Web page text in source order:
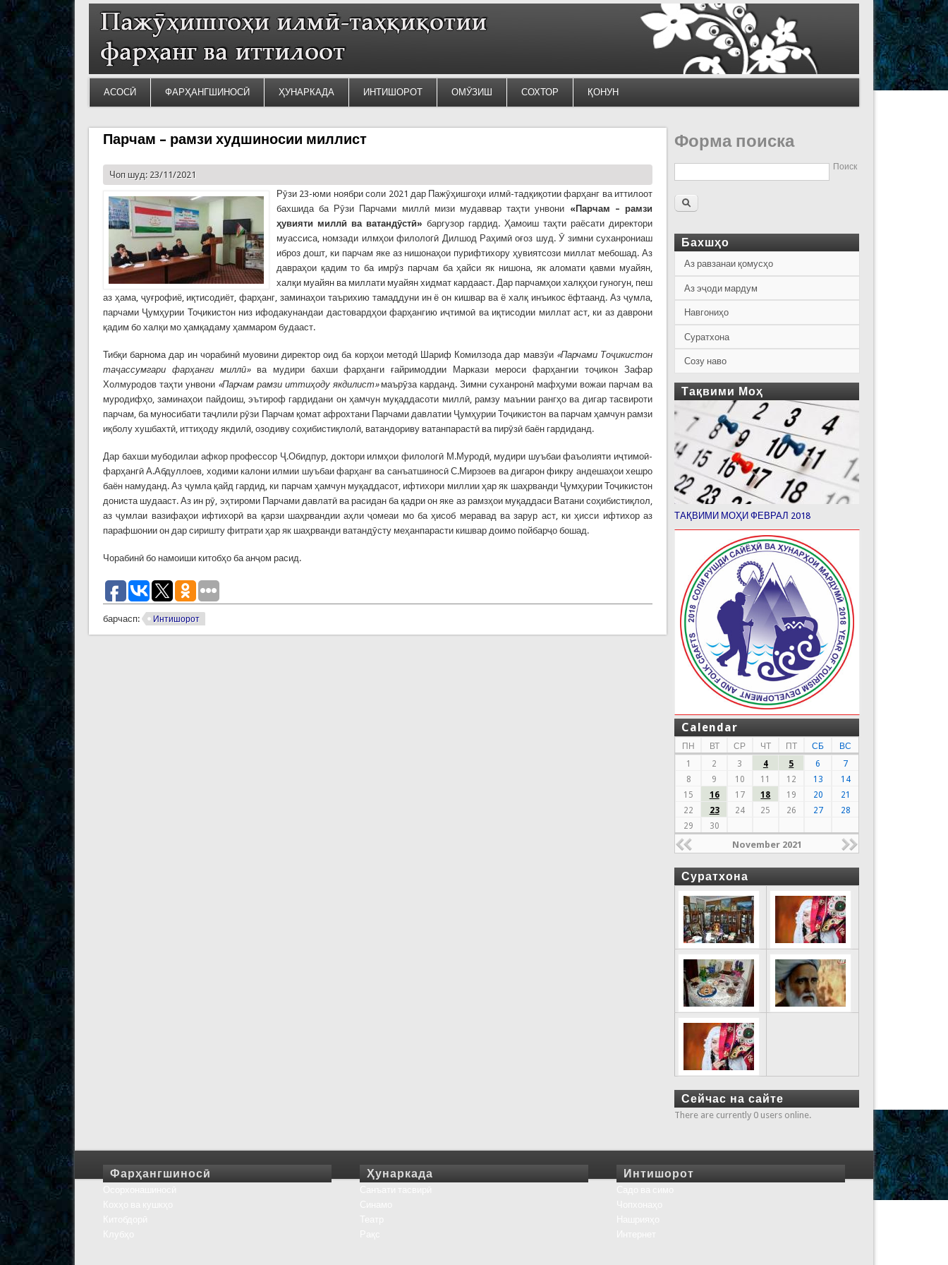
АСОСӢ ФАРҲАНГШИНОСӢ ҲУНАРКАДА ИНТИШОРОТ ОМӮЗИШ СОХТОР ҚОНУН
Парчам – рамзи худшиносии миллист
Чоп шуд: 23/11/2021
Рӯзи 23-юми ноябри соли 2021 дар Пажӯҳишгоҳи илмӣ-тадқиқотии фарҳанг ва иттилоот
бахшида ба Рӯзи Парчами миллӣ мизи мудаввар таҳти унвони «Парчам – рамзи
ҳувияти миллӣ ва ватандӯстӣ» баргузор гардид. Ҳамоиш таҳти раёсати директори
муассиса, номзади илмҳои филологӣ Дилшод Раҳимӣ оғоз шуд. Ӯ зимни суханрониаш
иброз дошт, ки парчам яке аз нишонаҳои пурифтихору ҳувиятсози миллат мебошад. Аз
давраҳои қадим то ба имрӯз парчам ба ҳайси як нишона, як аломати қавми муайян,
халқи муайян ва миллати муайян хидмат кардааст. Дар парчамҳои халқҳои гуногун, пеш
аз ҳама, ҷуғрофиё, иқтисодиёт, фарҳанг, заминаҳои таърихию тамаддуни ин ё он кишвар ва ё халқ инъикос ёфтаанд. Аз ҷумла,
парчами Ҷумҳурии Тоҷикистон низ ифодакунандаи дастовардҳои фарҳангию иҷтимоӣ ва иқтисодии миллат аст, ки аз даврони
қадим бо халқи мо ҳамқадаму ҳаммаром будааст.
Тибқи барнома дар ин чорабинӣ муовини директор оид ба корҳои методӣ Шариф Комилзода дар мавзӯи «Парчами Тоҷикистон
таҷассумгари фарҳанги миллӣ»ва мудири бахши фарҳанги ғайримоддии Маркази мероси фарҳангии тоҷикон Зафар
Холмуродов таҳти унвони «Парчам рамзи иттиҳоду якдилист»маърӯза карданд. Зимни суханронӣ мафҳуми вожаи парчам ва
муродифҳо, заминаҳои пайдоиш, эътироф гардидани он ҳамчун муқаддасоти миллӣ, рамзу маънии рангҳо ва дигар тасвироти
парчам, ба муносибати таҷлили рӯзи Парчам қомат афрохтани Парчами давлатии Ҷумҳурии Тоҷикистон ва парчам ҳамчун рамзи
иқболу хушбахтӣ, иттиҳоду якдилӣ, озодиву соҳибистиқлолӣ, ватандориву ватанпарастӣ ва пирӯзӣ баён гардиданд.
Дар бахши мубодилаи афкор профессор Ҷ.Обидпур, доктори илмҳои филологӣ М.Муродӣ, мудири шуъбаи фаъолияти иҷтимоӣ-
фарҳангӣ А.Абдуллоев, ходими калони илмии шуъбаи фарҳанг ва санъатшиносӣ С.Мирзоев ва дигарон фикру андешаҳои хешро
баён намуданд. Аз ҷумла қайд гардид, ки парчам ҳамчун муқаддасот, ифтихори миллии ҳар як шаҳрванди Ҷумҳурии Тоҷикистон
дониста шудааст. Аз ин рӯ, эҳтироми Парчами давлатӣ ва расидан ба қадри он яке аз рамзҳои муқаддаси Ватани соҳибистиқлол,
аз ҷумлаи вазифаҳои ифтихорӣ ва қарзи шаҳрвандии аҳли ҷомеаи мо ба ҳисоб меравад ва зарур аст, ки ҳисси ифтихор аз
парафшонии он дар сиришту фитрати ҳар як шаҳрванди ватандӯсту меҳанпарасти кишвар доимо пойбарҷо бошад.
Чорабинӣ бо намоиши китобҳо ба анҷом расид.
барчасп: Интишорот
Форма поиска
Поиск
Бахшҳо
Аз равзанаи қомусҳо
Аз эҷоди мардум
Навгониҳо
Суратхона
Созу наво
Тақвими Моҳ
ТАҚВИМИ МОҲИ ФЕВРАЛ 2018
Calendar
ПН ВТ СР ЧТ ПТ СБ
ВС
1
2 3 4 5 6
7
8
9 10 11 12 13
14
15
16 17 18 19 20
21
22
23 24 25 26 27
28
29
30
November 2021
Суратхона
Сейчас на сайте
There are currently 0 users online.
Фарҳангшиносӣ Ҳунаркада Интишорот